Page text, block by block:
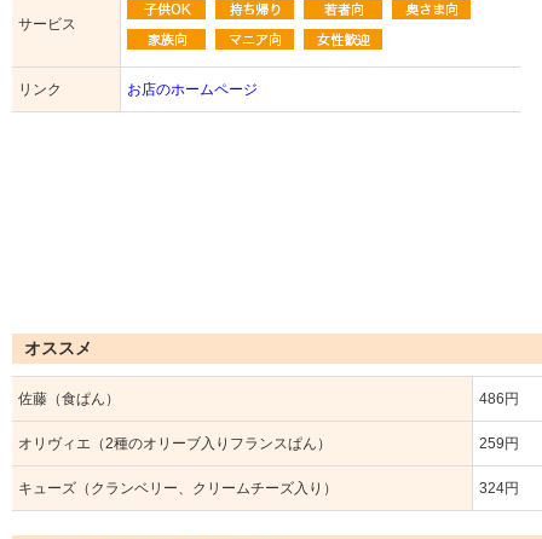
サービス
リンク お店のホームページ
オススメ
佐藤（食ぱん） 486円
オリヴィエ（2種のオリーブ入りフランスぱん） 259円
キューズ（クランベリー、クリームチーズ入り） 324円